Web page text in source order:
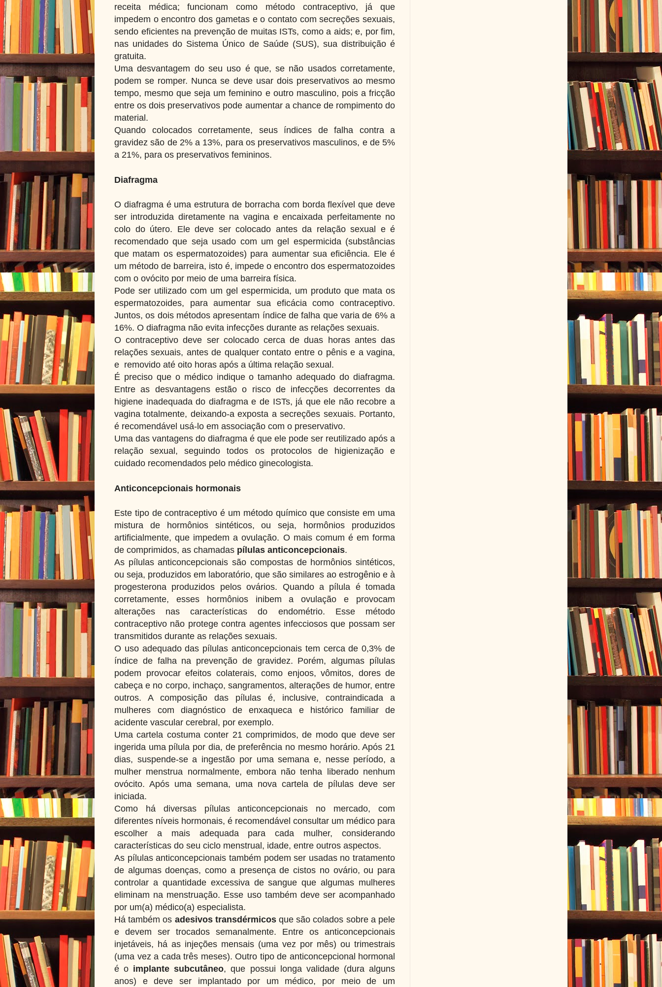
receita médica; funcionam como método contraceptivo, já que
impedem o encontro dos gametas e o contato com secreções sexuais,
sendo eficientes na prevenção de muitas ISTs, como a aids; e, por fim,
nas unidades do Sistema Único de Saúde (SUS), sua distribuição é
gratuita.
Uma desvantagem do seu uso é que, se não usados corretamente,
podem se romper. Nunca se deve usar dois preservativos ao mesmo
tempo, mesmo que seja um feminino e outro masculino, pois a fricção
entre os dois preservativos pode aumentar a chance de rompimento do
material.
Quando colocados corretamente, seus índices de falha contra a
gravidez são de 2% a 13%, para os preservativos masculinos, e de 5%
a 21%, para os preservativos femininos.
Diafragma
O diafragma é uma estrutura de borracha com borda flexível que deve
ser introduzida diretamente na vagina e encaixada perfeitamente no
colo do útero. Ele deve ser colocado antes da relação sexual e é
recomendado que seja usado com um gel espermicida (substâncias
que matam os espermatozoides) para aumentar sua eficiência. Ele é
um método de barreira, isto é, impede o encontro dos espermatozoides
com o ovócito por meio de uma barreira física.
Pode ser utilizado com um gel espermicida, um produto que mata os
espermatozoides, para aumentar sua eficácia como contraceptivo.
Juntos, os dois métodos apresentam índice de falha que varia de 6% a
16%. O diafragma não evita infecções durante as relações sexuais.
O contraceptivo deve ser colocado cerca de duas horas antes das
relações sexuais, antes de qualquer contato entre o pênis e a vagina,
e removido até oito horas após a última relação sexual.
É preciso que o médico indique o tamanho adequado do diafragma.
Entre as desvantagens estão o risco de infecções decorrentes da
higiene inadequada do diafragma e de ISTs, já que ele não recobre a
vagina totalmente, deixando-a exposta a secreções sexuais. Portanto,
é recomendável usá-lo em associação com o preservativo.
Uma das vantagens do diafragma é que ele pode ser reutilizado após a
relação sexual, seguindo todos os protocolos de higienização e
cuidado recomendados pelo médico ginecologista.
Anticoncepcionais hormonais
Este tipo de contraceptivo é um método químico que consiste em uma
mistura de hormônios sintéticos, ou seja, hormônios produzidos
artificialmente, que impedem a ovulação. O mais comum é em forma
de comprimidos, as chamadas pílulas anticoncepcionais.
As pílulas anticoncepcionais são compostas de hormônios sintéticos,
ou seja, produzidos em laboratório, que são similares ao estrogênio e à
progesterona produzidos pelos ovários. Quando a pílula é tomada
corretamente, esses hormônios inibem a ovulação e provocam
alterações nas características do endométrio. Esse método
contraceptivo não protege contra agentes infecciosos que possam ser
transmitidos durante as relações sexuais.
O uso adequado das pílulas anticoncepcionais tem cerca de 0,3% de
índice de falha na prevenção de gravidez. Porém, algumas pílulas
podem provocar efeitos colaterais, como enjoos, vômitos, dores de
cabeça e no corpo, inchaço, sangramentos, alterações de humor, entre
outros. A composição das pílulas é, inclusive, contraindicada a
mulheres com diagnóstico de enxaqueca e histórico familiar de
acidente vascular cerebral, por exemplo.
Uma cartela costuma conter 21 comprimidos, de modo que deve ser
ingerida uma pílula por dia, de preferência no mesmo horário. Após 21
dias, suspende-se a ingestão por uma semana e, nesse período, a
mulher menstrua normalmente, embora não tenha liberado nenhum
ovócito. Após uma semana, uma nova cartela de pílulas deve ser
iniciada.
Como há diversas pílulas anticoncepcionais no mercado, com
diferentes níveis hormonais, é recomendável consultar um médico para
escolher a mais adequada para cada mulher, considerando
características do seu ciclo menstrual, idade, entre outros aspectos.
As pílulas anticoncepcionais também podem ser usadas no tratamento
de algumas doenças, como a presença de cistos no ovário, ou para
controlar a quantidade excessiva de sangue que algumas mulheres
eliminam na menstruação. Esse uso também deve ser acompanhado
por um(a) médico(a) especialista.
Há também os adesivos transdérmicosque são colados sobre a pele
e devem ser trocados semanalmente. Entre os anticoncepcionais
injetáveis, há as injeções mensais (uma vez por mês) ou trimestrais
(uma vez a cada três meses). Outro tipo de anticoncepcional hormonal
é o implante subcutâneo, que possui longa validade (dura alguns
anos) e deve ser implantado por um médico, por meio de um